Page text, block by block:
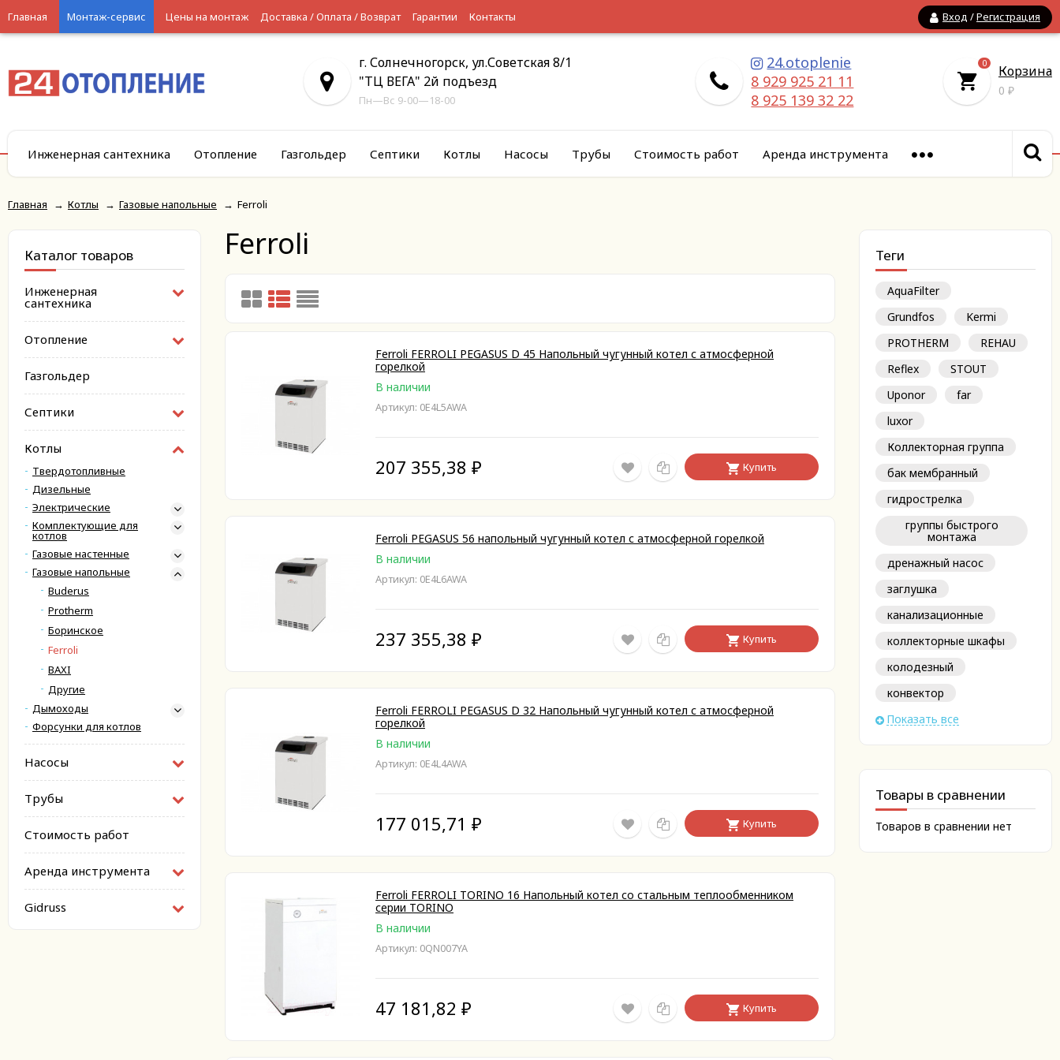
Вход /Регистрация
Главная Монтаж-сервис Цены на монтаж Доставка / Оплата / Возврат Гарантии Контакты
г. Солнечногорск, ул.Советская 8/1
"ТЦ ВЕГА" 2й подъезд
Пн—Вс 9-00—18-00
24.otoplenie
8 929 925 21 11
8 925 139 32 22
0 Корзина
0 ₽
Инженерная сантехника Отопление Газгольдер Септики Котлы Насосы Трубы Стоимость работ Аренда инструмента
Главная → Котлы → Газовые напольные → Ferroli
Теги
AquaFilter
Grundfos
Kermi
PROTHERM
REHAU
Reflex
STOUT
Uponor
far
luxor
Коллекторная группа
бак мембранный
гидрострелка
группы быстрого
монтажа
дренажный насос
заглушка
канализационные
коллекторные шкафы
колодезный
конвектор
Показать все
Товары в сравнении
Товаров в сравнении нет
Каталог товаров
Инженерная
сантехника
Отопление
Газгольдер
Септики
Котлы
Твердотопливные
Дизельные
Электрические
Комплектующие для
котлов
Газовые настенные
Газовые напольные
Buderus
Protherm
Боринское
Ferroli
BAXI
Другие
Дымоходы
Форсунки для котлов
Насосы
Трубы
Стоимость работ
Аренда инструмента
Gidruss
Ferroli
Ferroli FERROLI PEGASUS D 45 Напольный чугунный котел с атмосферной
горелкой
В наличии
Артикул: 0E4L5AWA
207 355,38 ₽ Купить
Ferroli PEGASUS 56 напольный чугунный котел с атмосферной горелкой
В наличии
Артикул: 0E4L6AWA
237 355,38 ₽ Купить
Ferroli FERROLI PEGASUS D 32 Напольный чугунный котел с атмосферной
горелкой
В наличии
Артикул: 0E4L4AWA
177 015,71 ₽ Купить
Ferroli FERROLI TORINO 16 Напольный котел со стальным теплообменником
серии TORINO
В наличии
Артикул: 0QN007YA
47 181,82 ₽ Купить